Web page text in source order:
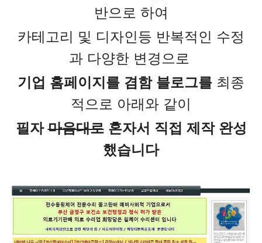
반으로 하여
카테고리 및 디자인등 반복적인 수정
과 다양한 변경으로
기업 홈페이지를 겸함 블로그를 최종
적으로 아래와 같이
필자마음대로혼자서 직접 제작 완성
했습니다